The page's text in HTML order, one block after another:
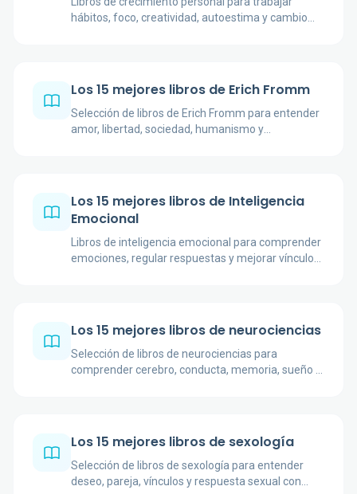
hábitos, foco, creatividad, autoestima y cambio
Los 15 mejores libros de Erich Fromm
Selección de libros de Erich Fromm para entender
amor, libertad, sociedad, humanismo y
Los 15 mejores libros de Inteligencia
Emocional
Libros de inteligencia emocional para comprender
emociones, regular respuestas y mejorar vínculos,
Los 15 mejores libros de neurociencias
Selección de libros de neurociencias para
comprender cerebro, conducta, memoria, sueño y
Los 15 mejores libros de sexología
Selección de libros de sexología para entender
deseo, pareja, vínculos y respuesta sexual con